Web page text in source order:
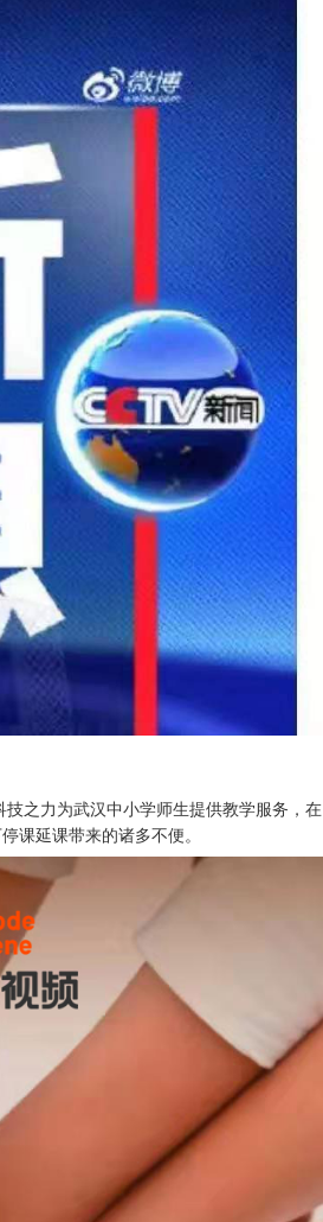
之力为武汉中小学师生提供教学服务，在
课延课带来的诸多不便。